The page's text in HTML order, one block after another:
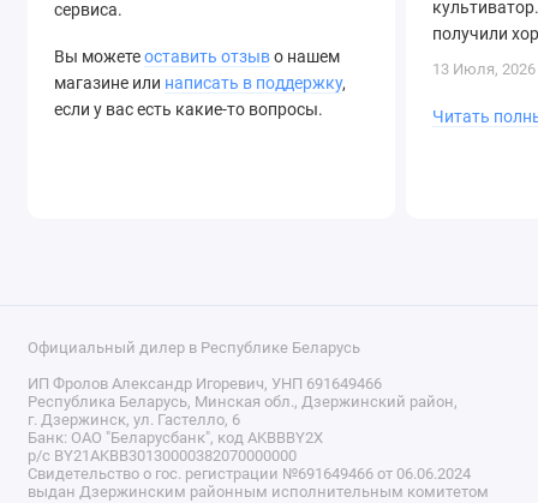
сервиса.
Вы можетеоставить отзыво нашем
магазине или написать в поддержку,
если у вас есть какие-то вопросы.
получили
быструю
13 Июля, 2026
Читать
Официальный дилер в Республике Беларусь
ИП Фролов Александр Игоревич, УНП 691649466
Республика Беларусь, Минская обл., Дзержинский район,
г. Дзержинск, ул. Гастелло, 6
Банк: ОАО "Беларусбанк", код AKBBBY2X
р/с BY21AKBB30130000382070000000
Свидетельство о гос. регистрации №691649466 от 06.06.2024
выдан Дзержинским районным исполнительным комитетом